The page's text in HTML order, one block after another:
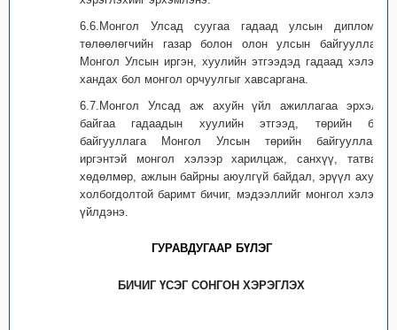
6.6.Монгол Улсад суугаа гадаад улсын дипломат
төлөөлөгчийн газар болон олон улсын байгууллага
Монгол Улсын иргэн, хуулийн этгээдэд гадаад хэлээр
хандах бол монгол орчуулгыг хавсаргана.
6.7.Монгол Улсад аж ахуйн үйл ажиллагаа эрхэлж
байгаа гадаадын хуулийн этгээд, төрийн бус
байгууллага Монгол Улсын төрийн байгууллага,
иргэнтэй монгол хэлээр харилцаж, санхүү, татвар,
хөдөлмөр, ажлын байрны аюулгүй байдал, эрүүл ахуйн
холбогдолтой баримт бичиг, мэдээллийг монгол хэлээр
үйлдэнэ.
ГУРАВДУГААР БҮЛЭГ
БИЧИГ ҮСЭГ СОНГОН ХЭРЭГЛЭХ